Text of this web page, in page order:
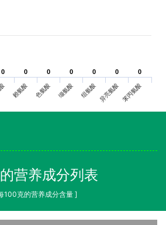
0
0 0
0 0
0 0
0 0
0 0
0 0
0
赖氨酸 色氨酸 缬氨酸 组氨酸 异亮氨酸苯丙氨酸
营养成分列表
100克的营养成分含量 ]